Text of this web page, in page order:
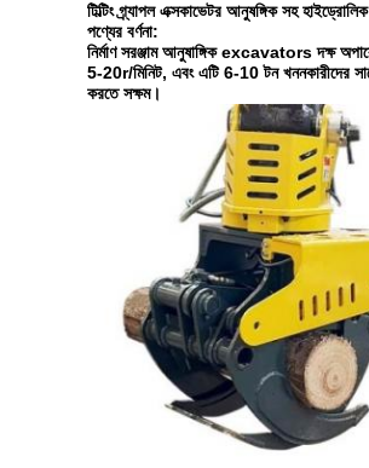
টিল্টিং গ্র্যাপল এক্সকাভেটর আনুষঙ্গিক সহ
পণ্যের বর্ণনা:
নির্মাণ সরঞ্জাম আনুষাঙ্গিক excavators দক্ষ
5-20r/মিনিট, এবং এটি 6-10 টন খননকারীদের
করতে সক্ষম।